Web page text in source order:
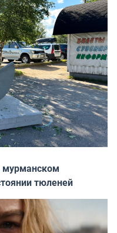
мурманском
тюленей